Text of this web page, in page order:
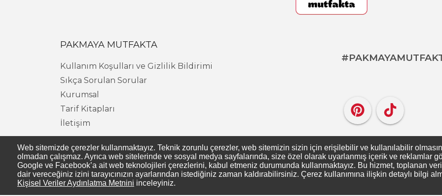
PAKMAYA MUTFAKTA
Kullanım Koşulları ve Gizlilik Bildirimi
Sıkça Sorulan Sorular
Kurumsal
Tarif Kitapları
İletişim
Web sitemizde çerezler kullanmaktayız. Teknik zorunlu çerezler, web sitemizin sizin için erişilebilir ve kullanılabilir
olmadan çalışmaz. Ayrıca web sitelerinde ve sosyal medya sayfalarında, size özel olarak uyarlanmış içerik ve reklamlar
Google ve Facebook’a ait web teknolojileri çerezlerini, kabul etmeniz durumunda kullanmaktayız. Bu hizmet, toplanan
dair vereceğiniz izini tarayıcınızın ayarlarından istediğiniz zaman kaldırabilirsiniz. Çerez kullanımına ilişkin detaylı bilgi
Kişisel Veriler Aydınlatma Metnini inceleyiniz.